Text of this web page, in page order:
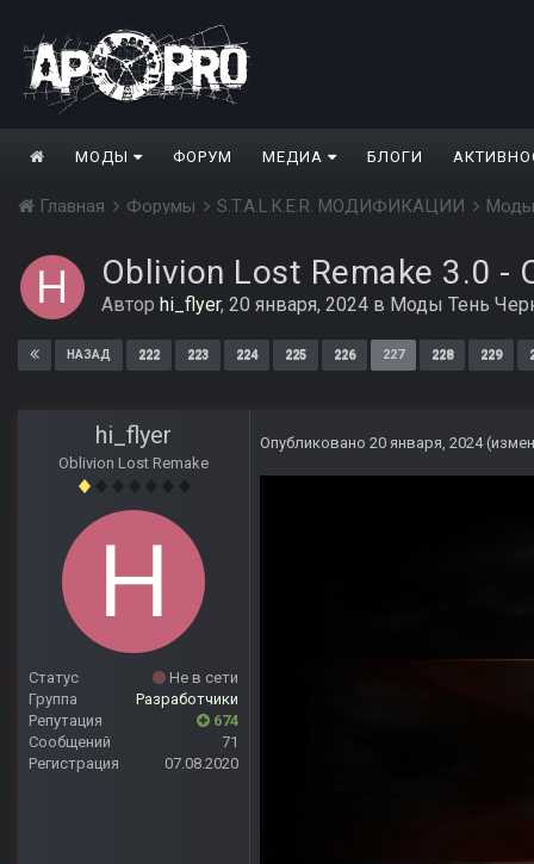
МОДЫ ФОРУМ МЕДИА БЛОГИ
Главная Форумы S.T.A.L.K.E.R. МОДИФИКАЦИИ
Oblivion Lost Remake 3.0 -
Автор hi_flyer, 20 января, 2024 в Моды Тень
НАЗАД 222 223 224 225 226 227 228 229
hi_flyer
Oblivion Lost Remake
Статус
Не в сети
Группа
Разработчики
Репутация
674
Сообщений
71
Регистрация
07.08.2020
Опубликовано 20 января, 2024